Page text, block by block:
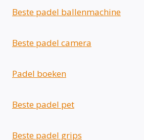
Beste padel ballenmachine
Beste padel camera
Padel boeken
Beste padel pet
Beste padel grips